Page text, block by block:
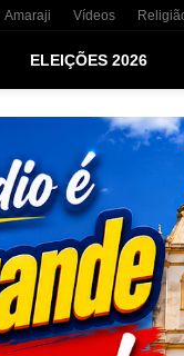
Amaraji Vídeos
ELEIÇÕES 2026